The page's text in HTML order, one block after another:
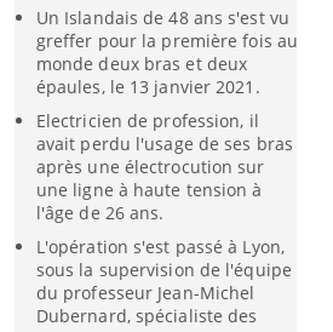
Un Islandais de 48 ans s'est vu
greffer pour la première fois au
monde deux bras et deux
épaules, le 13 janvier 2021.
Electricien de profession, il
avait perdu l'usage de ses bras
après une électrocution sur
une ligne à haute tension à
l'âge de 26 ans.
L'opération s'est passé à Lyon,
sous la supervision de l'équipe
du professeur Jean-Michel
Dubernard, spécialiste des